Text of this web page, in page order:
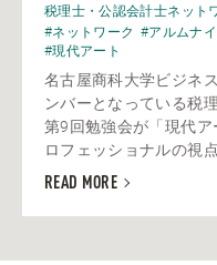
税理士・公認会計士ネット
#ネットワーク #アルムナイ
#現代アート
名古屋商科大学ビジネ
ンバーとなっている税
第9回勉強会が「現代
ロフェッショナルの視
READ MORE